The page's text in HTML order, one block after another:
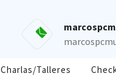
Charlas/Talleres